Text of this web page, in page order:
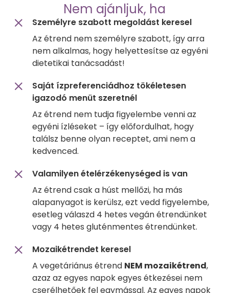
Nem ajánljuk, ha
Személyre szabott megoldást keresel
Az étrend nem személyre szabott, így arra
nem alkalmas, hogy helyettesítse az egyéni
dietetikai tanácsadást!
Saját ízpreferenciádhoz tökéletesen
igazodó menüt szeretnél
Az étrend nem tudja figyelembe venni az
egyéni ízléseket – így előfordulhat, hogy
találsz benne olyan receptet, ami nem a
kedvenced.
Valamilyen ételérzékenységed is van
Az étrend csak a húst mellőzi, ha más
alapanyagot is kerülsz, ezt vedd figyelembe,
esetleg válaszd 4 hetes vegán étrendünket
vagy 4 hetes gluténmentes étrendünket.
Mozaikétrendet keresel
A vegetáriánus étrend NEM mozaikétrend,
azaz az egyes napok egyes étkezései nem
cserélhetőek fel egymással. Az egyes napok